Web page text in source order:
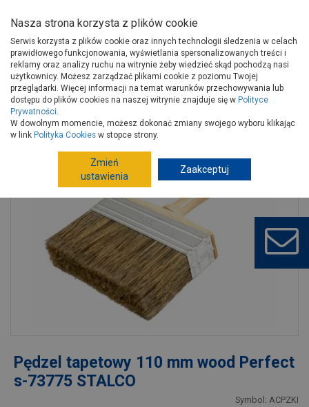
Strona główna Narzędzia
Narzędzia ręczne, warsztat
Narzędzia, akcesoria malarskie
Pędzle
Pędzel tapetowy 110 mm wood Perfect s-73775 STALCO
Pędzel tapetowy 110 mm wood Perfect
s-73775 STALCO
Symbol: ACPZKI
Nasza strona korzysta z plików cookie
Serwis korzysta z plików cookie oraz innych technologii śledzenia w celach
prawidłowego funkcjonowania, wyświetlania spersonalizowanych treści i
reklamy oraz analizy ruchu na witrynie żeby wiedzieć skąd pochodzą nasi
użytkownicy. Możesz zarządzać plikami cookie z poziomu Twojej
przeglądarki. Więcej informacji na temat warunków przechowywania lub
dostępu do plików cookies na naszej witrynie znajduje się w Polityce
Prywatności.
W dowolnym momencie, możesz dokonać zmiany swojego wyboru klikając
w link Polityka Cookies w stopce strony.
Zmień
ustawienia
Zaakceptuj